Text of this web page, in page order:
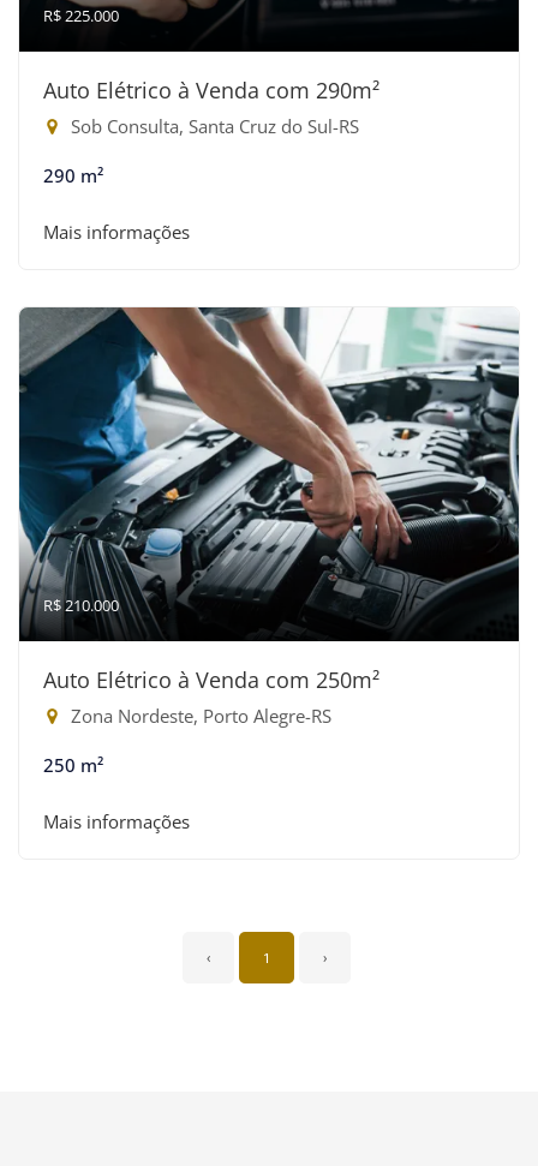
R$ 225.000
Auto Elétrico à Venda com 290m²
Sob Consulta, Santa Cruz do Sul-RS
290 m²
Mais informações
R$ 210.000
Auto Elétrico à Venda com 250m²
Zona Nordeste, Porto Alegre-RS
250 m²
Mais informações
‹ 1 ›